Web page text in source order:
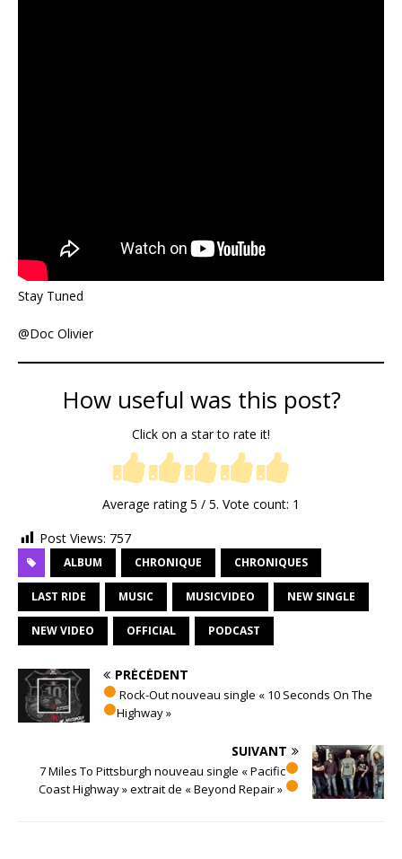
Stay Tuned
@Doc Olivier
How useful was this post?
Click on a star to rate it!
Average rating5 / 5. Vote count: 1
Post Views: 757
ALBUM CHRONIQUE CHRONIQUES
LAST RIDE MUSIC MUSICVIDEO NEW SINGLE
NEW VIDEO OFFICIAL PODCAST
PRÉCÉDENT
Rock-Out nouveau single « 10 Seconds On The
Highway »
SUIVANT
7 Miles To Pittsburgh nouveau single « Pacific
Coast Highway » extrait de « Beyond Repair »